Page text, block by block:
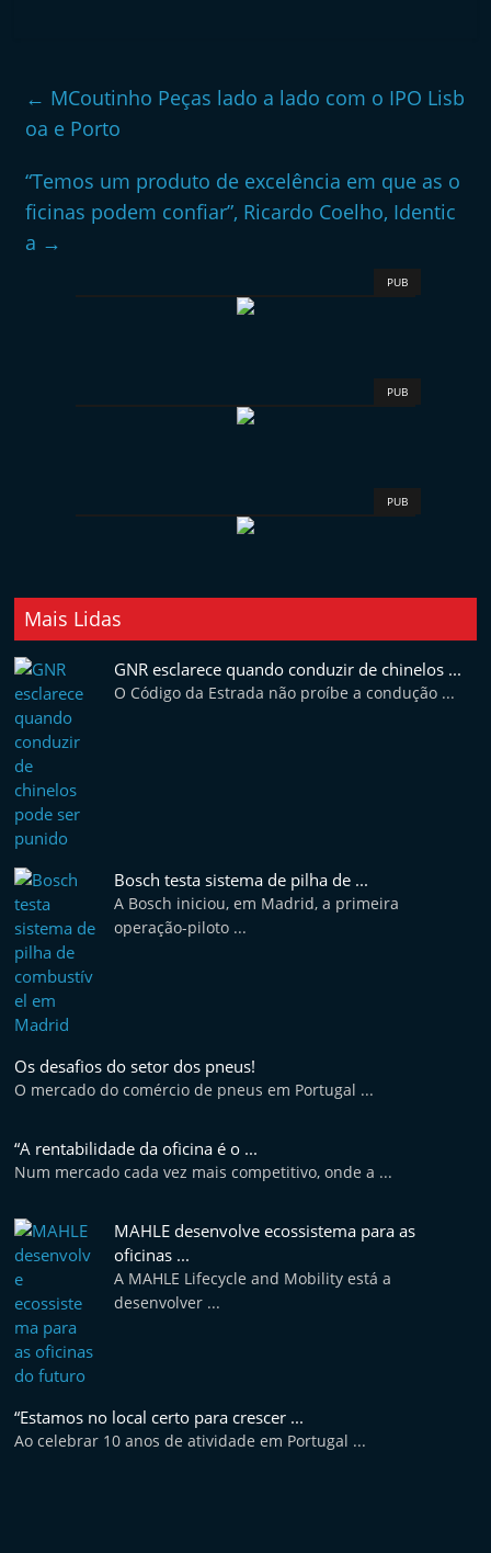
← MCoutinho Peças lado a lado com o IPO Lisb
oa e Porto
“Temos um produto de excelência em que as o
ficinas podem confiar”, Ricardo Coelho, Identic
a →
PUB
PUB
PUB
Mais Lidas
GNR esclarece quando conduzir de chinelos ...
O Código da Estrada não proíbe a condução ...
Bosch testa sistema de pilha de ...
A Bosch iniciou, em Madrid, a primeira
operação-piloto ...
Os desafios do setor dos pneus!
O mercado do comércio de pneus em Portugal ...
“A rentabilidade da oficina é o ...
Num mercado cada vez mais competitivo, onde a ...
MAHLE desenvolve ecossistema para as
oficinas ...
A MAHLE Lifecycle and Mobility está a
desenvolver ...
“Estamos no local certo para crescer ...
Ao celebrar 10 anos de atividade em Portugal ...